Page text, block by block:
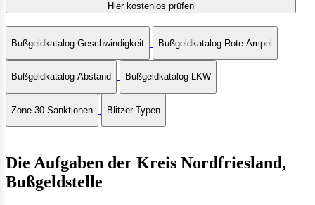
Hier kostenlos prüfen
Bußgeldkatalog Geschwindigkeit Bußgeldkatalog Rote Ampel
Bußgeldkatalog Abstand Bußgeldkatalog LKW
Zone 30 Sanktionen Blitzer Typen
Die Aufgaben der Kreis Nordfriesland,
Bußgeldstelle